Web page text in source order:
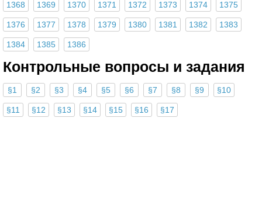
1368 1369 1370 1371 1372 1373 1374 1375
1376 1377 1378 1379 1380 1381 1382 1383
1384 1385 1386
Контрольные вопросы и задания
§1 §2 §3 §4 §5 §6 §7 §8 §9 §10
§11 §12 §13 §14 §15 §16 §17